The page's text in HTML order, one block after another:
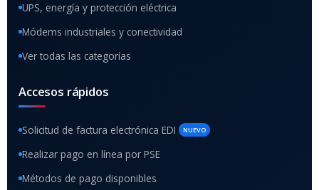
UPS, energía y protección eléctrica
Módems industriales y conectividad
Ver todas las categorías
Accesos rápidos
Solicitud de factura electrónica EDI NUEVO
Realizar pago en línea por PSE
Métodos de pago disponibles